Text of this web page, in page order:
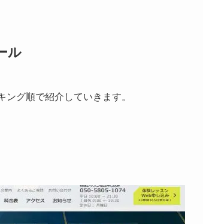
ル
グ順で紹介していきます。